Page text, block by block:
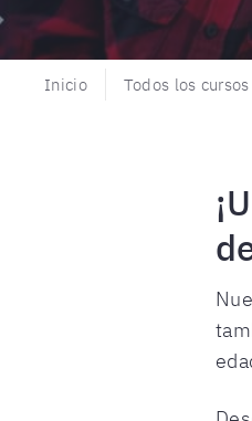
Inicio Todos los